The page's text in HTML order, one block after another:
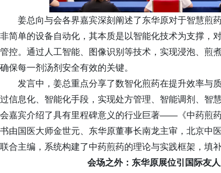
姜总向与会各界嘉宾深刻阐述了东华原对于智慧煎
非简单的设备自动化，其本质是以智能化技术为支撑，
管控。通过人工智能、图像识别等技术，实现浸泡、煎
确保每一剂汤剂安全有效的关键。
发言中，姜总重点分享了数智化煎药在提升效率与
过信息化、智能化手段，实现处方管理、智能调剂、智
会嘉宾介绍了具有里程碑意义的行业巨著——《中药煎
书由国医大师金世元、东华原董事长南龙主审，北京中
联合主编，系统构建了中药煎药的理论与实践框架，填
会场之外：东华原展位引国际友